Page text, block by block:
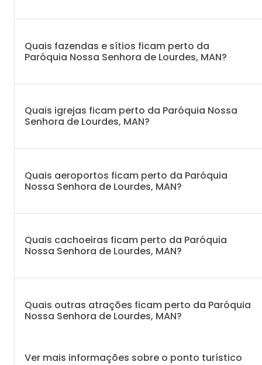
Quais fazendas e sítios ficam perto da
Paróquia Nossa Senhora de Lourdes, MAN?
Quais igrejas ficam perto da Paróquia Nossa
Senhora de Lourdes, MAN?
Quais aeroportos ficam perto da Paróquia
Nossa Senhora de Lourdes, MAN?
Quais cachoeiras ficam perto da Paróquia
Nossa Senhora de Lourdes, MAN?
Quais outras atrações ficam perto da Paróquia
Nossa Senhora de Lourdes, MAN?
Ver mais informações sobre o ponto turístico